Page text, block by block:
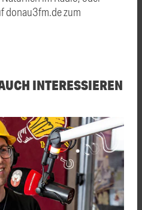
donau3fm.de zum
INTERESSIEREN